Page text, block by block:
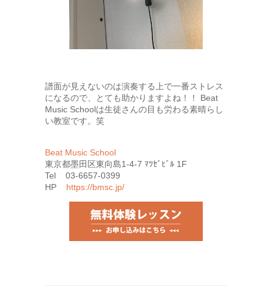
譜面が見えないのは演奏する上で一番ストレス
になるので、とても助かりますよね！！ Beat
Music Schoolは生徒さんの目も労わる素晴らし
い教室です。笑
Beat Music School
東京都墨田区東向島1-4-7 ﾏﾂｾﾞﾋﾞﾙ 1F
Tel 03-6657-0399
HP https://bmsc.jp/